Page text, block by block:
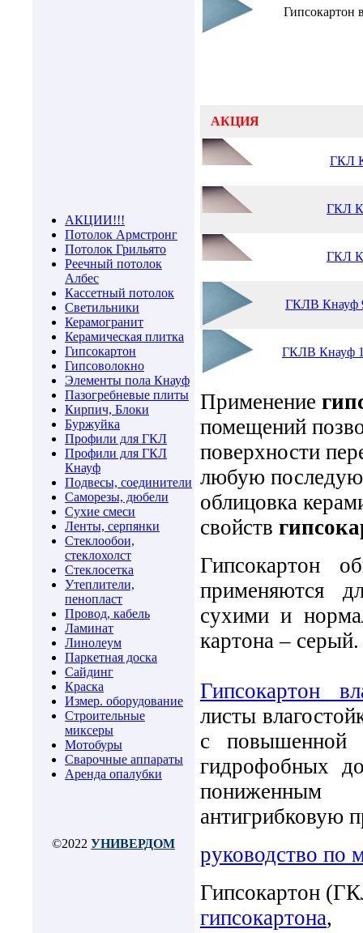
АКЦИИ!!!
Потолок Армстронг
Потолок Грильято
Реечный потолок
Албес
Кассетный потолок
Светильники
Керамогранит
Керамическая плитка
Гипсокартон
Гипсоволокно
Элементы пола Кнауф
Пазогребневые плиты
Кирпич, Блоки
Буржуйка
Профили для ГКЛ
Профили для ГКЛ
Кнауф
Подвесы, соединители
Саморезы, дюбели
Cухие смеси
Ленты, серпянки
Стеклообои,
стеклохолст
Стеклосетка
Утеплители,
пенопласт
Провод, кабель
Ламинат
Линолеум
Паркетная доска
Сайдинг
Краска
Измер. оборудование
Строительные
миксеры
Мотобуры
Сварочные аппараты
Аренда опалубки
©2022 УНИВЕРДОМ
Гипсокартон
АКЦИЯ
ГКЛ
ГКЛ
ГКЛ
ГКЛВ Кнауф
ГКЛВ Кнауф
Применение
помещений
поверхности
любую
облицовка
свойств
Гипсокартон
применяются
сухими и
картона –
Гипсокартон
листы
с повышенной
гидрофобных
пониженным
антигрибковую
руководство по
Гипсокартон
гипсокартона,